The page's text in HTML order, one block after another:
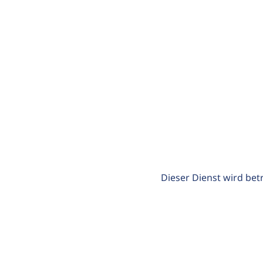
Dieser Dienst wird